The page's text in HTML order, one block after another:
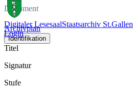
Digitaler LesesaalStaatsarchiv St.Gallen
Login
Dokument
Archivplan
Identifikation
Titel
Signatur
Stufe